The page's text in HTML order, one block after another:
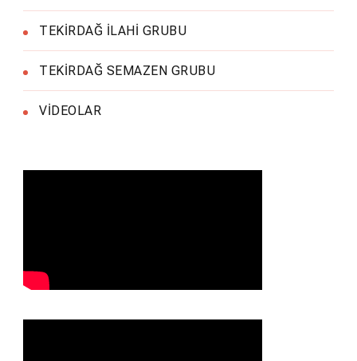
TEKİRDAĞ İLAHİ GRUBU
TEKİRDAĞ SEMAZEN GRUBU
VİDEOLAR